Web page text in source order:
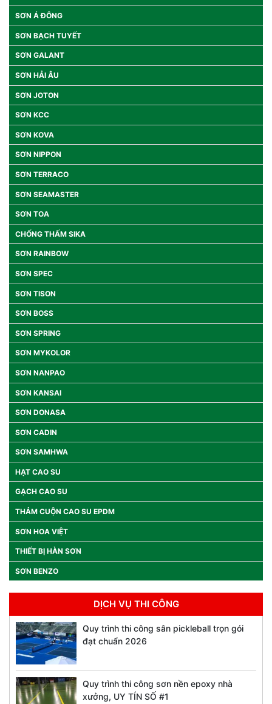
SƠN Á ĐÔNG
SƠN BẠCH TUYẾT
SƠN GALANT
SƠN HẢI ÂU
SƠN JOTON
SƠN KCC
SƠN KOVA
SƠN NIPPON
SƠN TERRACO
SƠN SEAMASTER
SƠN TOA
CHỐNG THẤM SIKA
SƠN RAINBOW
SƠN SPEC
SƠN TISON
SƠN BOSS
SƠN SPRING
SƠN MYKOLOR
SƠN NANPAO
SƠN KANSAI
SƠN DONASA
SƠN CADIN
SƠN SAMHWA
HẠT CAO SU
GẠCH CAO SU
THẢM CUỘN CAO SU EPDM
SƠN HOA VIỆT
THIẾT BỊ HÀN SƠN
SƠN BENZO
DỊCH VỤ THI CÔNG
Quy trình thi công sân pickleball trọn gói
đạt chuẩn 2026
Quy trình thi công sơn nền epoxy nhà
xưởng, UY TÍN SỐ #1